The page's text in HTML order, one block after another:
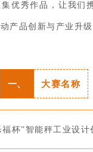
优秀作品，让我们
产品创新与产业升级
一、 大赛名称
福杯”智能秤工业设计